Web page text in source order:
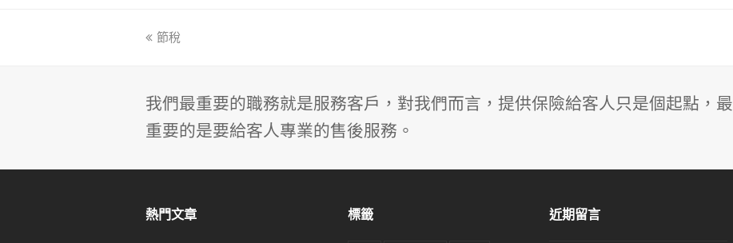
previous
節稅
我們最重要的職務就是服務客戶，對我們而言，提供保險給客人只是個起點，最
重要的是要給客人專業的售後服務。
熱門文章 標籤 近期留言